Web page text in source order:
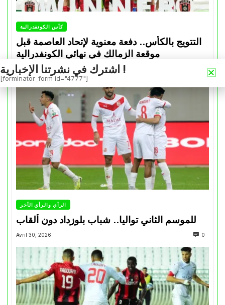
كأس الكونفدرالية
التتويج بالكأس.. دفعة معنوية لإتحاد العاصمة قبل
موقعة الزمالك في نهائي الكونفدرالية
Avril 30, 2026
الرأي والرأي الأخر
للموسم الثاني تواليا.. شباب بلوزداد دون ألقاب
Avril 30, 2026 0
اشترك في نشرتنا الإخبارية !
[forminator_form id="4777"]